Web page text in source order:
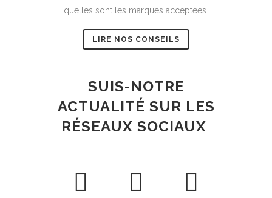
quelles sont les marques acceptées.
LIRE NOS CONSEILS
SUIS-NOTRE
ACTUALITÉ SUR LES
RÉSEAUX SOCIAUX